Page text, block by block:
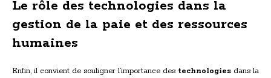
Le rôle des technologies dans la
gestion de la paie et des ressources
humaines
Enfin, il convient de souligner l’importance des technologies dans la